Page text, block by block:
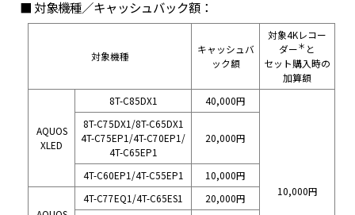
■ 対象機種／キャッシュバック額：
対象機種
キャッシュバ
ック額
対象4Kレコー
ダー＊ と
セット購入時の
加算額
AQUOS
XLED
8T-C85DX1 40,000円
10,000円
8T-C75DX1/8T-C65DX1
4T-C75EP1/4T-C70EP1/
4T-C65EP1
20,000円
4T-C60EP1/4T-C55EP1 10,000円
4T-C77EQ1/4T-C65ES1
20,000円